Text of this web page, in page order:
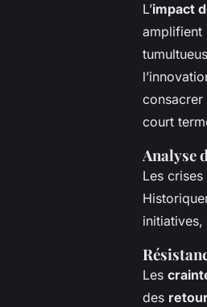
L’impact
amplifient
consacrer
court
Analyse
Les
Les
des